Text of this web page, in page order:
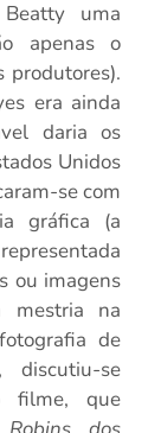
uma
apenas o
produtores).
era ainda
daria os
Unidos
se com
gráfica (a
ou imagens
mestria na
de
se
filme, que